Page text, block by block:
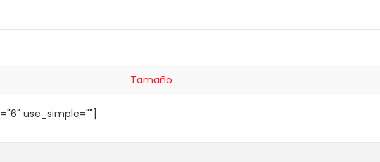
Tamaño
use_simple=""]